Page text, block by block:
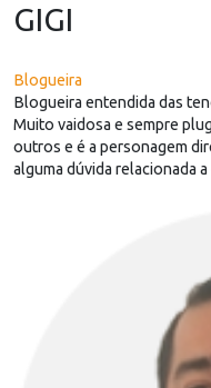
GIGI
Blogueira
Blogueira entendida das
Muito vaidosa e sempre
outros e é a personagem
alguma dúvida relacionada